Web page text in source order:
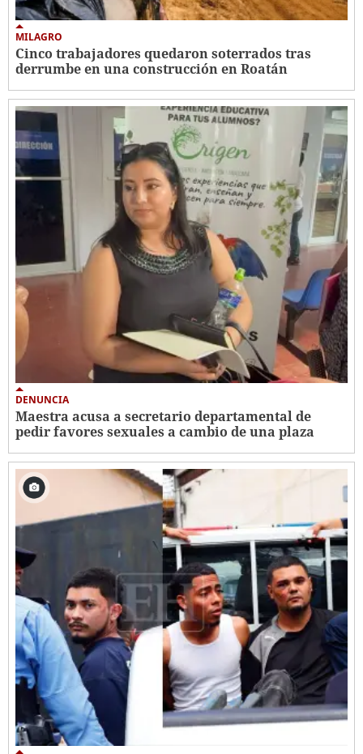
MILAGRO
Cinco trabajadores quedaron soterrados tras
derrumbe en una construcción en Roatán
DENUNCIA
Maestra acusa a secretario departamental de
pedir favores sexuales a cambio de una plaza